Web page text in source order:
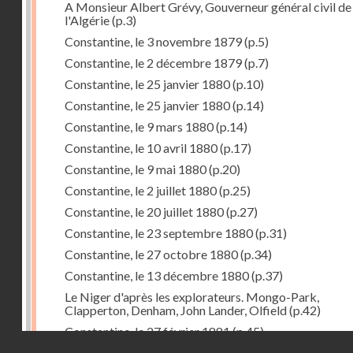
A Monsieur Albert Grévy, Gouverneur général civil de
l'Algérie(p.3)
Constantine, le 3 novembre 1879(p.5)
Constantine, le 2 décembre 1879(p.7)
Constantine, le 25 janvier 1880(p.10)
Constantine, le 25 janvier 1880(p.14)
Constantine, le 9 mars 1880(p.14)
Constantine, le 10 avril 1880(p.17)
Constantine, le 9 mai 1880(p.20)
Constantine, le 2 juillet 1880(p.25)
Constantine, le 20 juillet 1880(p.27)
Constantine, le 23 septembre 1880(p.31)
Constantine, le 27 octobre 1880(p.34)
Constantine, le 13 décembre 1880(p.37)
Le Niger d'après les explorateurs. Mongo-Park,
Clapperton, Denham, John Lander, Olfield(p.42)
Constantine, le 27 février 1881(p.45)